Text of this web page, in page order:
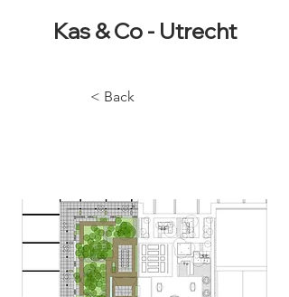
Kas & Co - Utrecht
< Back